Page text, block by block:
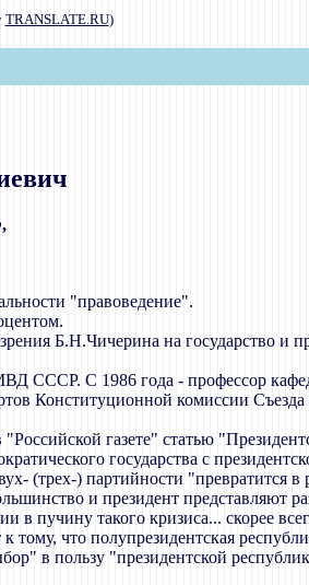
TRANSLATE.RU)
"правоведение".
Б.Н.Чичерина на государство и
СССР. С 1986 года - профессор
Конституционной комиссии Съезда
газете" статью
государства с
(трех-) партийности "превратится
и президент представляют
пучину такого кризиса... скорее
что полупрезидентская
в пользу "президентской